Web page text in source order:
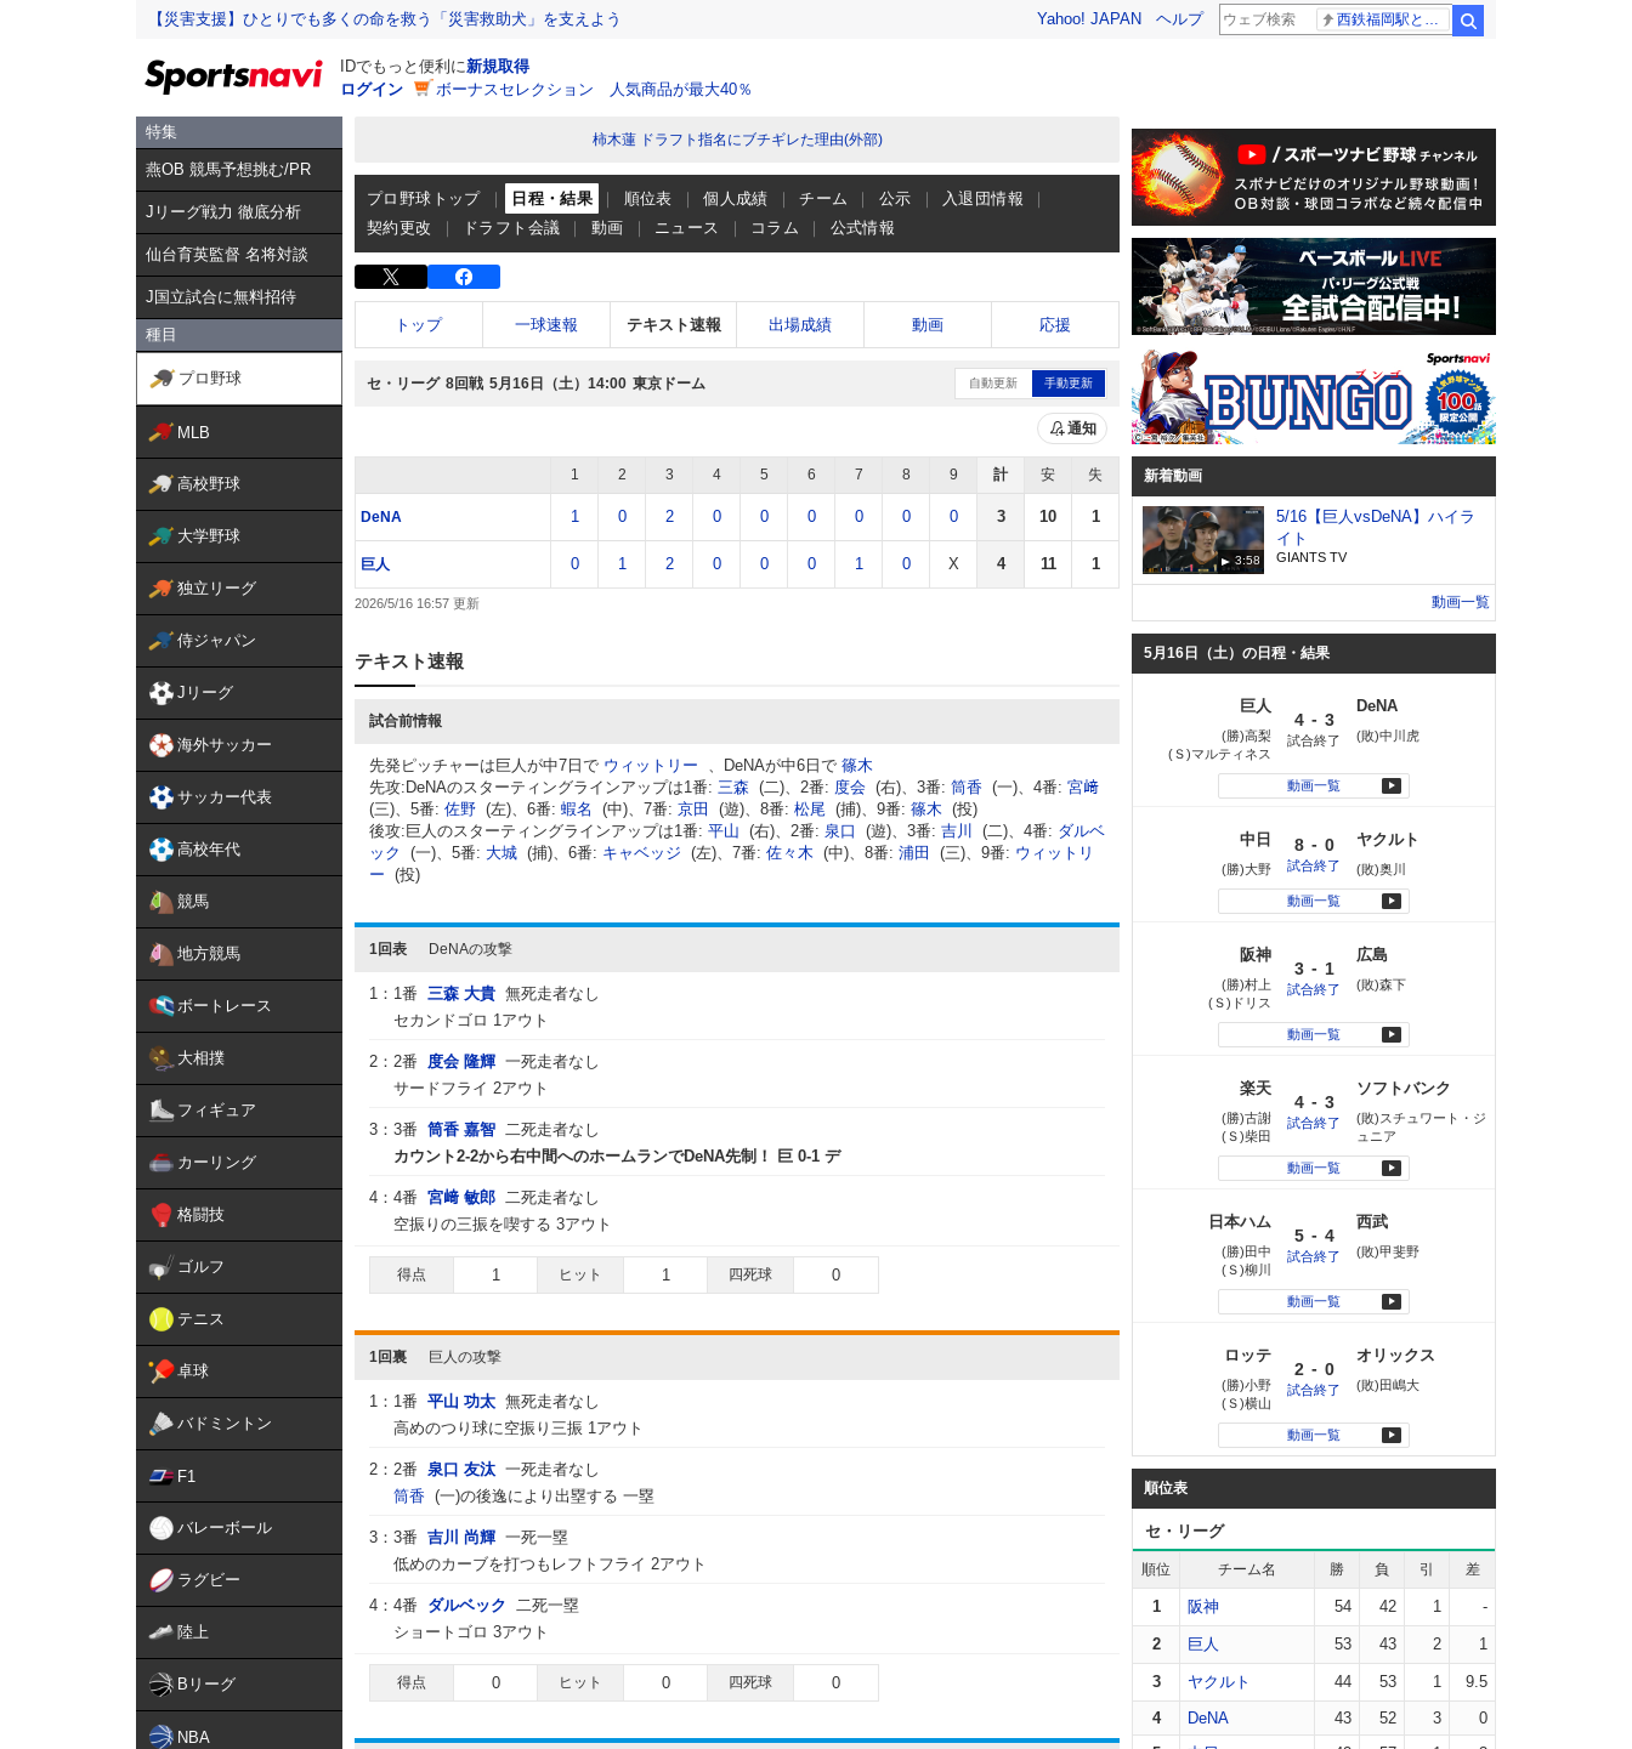
【災害支援】ひとりでも多くの命を救う「災害救助犬」を支えよう Yahoo! JAPAN ヘルプ
IDでもっと便利に新規取得
ログイン
ボーナスセレクション 人気商品が最大40％
特集
燕OB 競馬予想挑む/PR
Jリーグ戦力 徹底分析
仙台育英監督 名将対談
J国立試合に無料招待
種目
プロ野球
MLB
高校野球
大学野球
独立リーグ
侍ジャパン
Jリーグ
海外サッカー
サッカー代表
高校年代
競馬
地方競馬
ボートレース
大相撲
フィギュア
カーリング
格闘技
ゴルフ
テニス
卓球
バドミントン
F1
バレーボール
ラグビー
陸上
Bリーグ
NBA
柿木蓮 ドラフト指名にブチギレた理由(外部)
プロ野球トップ 日程・結果 順位表 個人成績 チーム 公示
入退団情報
契約更改
ドラフト会議 動画 ニュース コラム 公式情報
トップ 一球速報 テキスト速報 出場成績 動画 応援
セ・リーグ 8回戦 5月16日（土） 14:00 東京ドーム 自動更新 手動更新
通知
1 2 3 4 5 6 7 8 9 計 安 失
DeNA 1 0 2 0 0 0 0 0 0 3 10 1
巨人 0 1 2 0 0 0 1 0 X 4 11 1
2026/5/16 16:57
テキスト速報
試合前情報
先発ピッチャーは巨人が中7日で ウィットリー 、DeNAが中6日で 篠木
先攻:DeNAのスターティングラインアップは1番: 三森 (二)、2番: 度会 (右)、3番: 筒香 (一)、4番: 宮﨑
(三)、5番: 佐野 (左)、6番: 蝦名 (中)、7番: 京田 (遊)、8番: 松尾 (捕)、9番: 篠木 (投)
後攻:巨人のスターティングラインアップは1番: 平山 (右)、2番: 泉口 (遊)、3番: 吉川 (二)、4番: ダルベ
ック
(一)、5番: 大城 (捕)、6番: キャベッジ (左)、7番: 佐々木 (中)、8番: 浦田 (三)、9番: ウィットリ
ー (投)
1回表 DeNAの攻撃
1： 1番 三森 大貴 無死走者なし
セカンドゴロ 1アウト
2： 2番 度会 隆輝 一死走者なし
サードフライ 2アウト
3： 3番 筒香 嘉智 二死走者なし
カウント2-2から右中間へのホームランでDeNA先制！ 巨 0-1 デ
4： 4番 宮﨑 敏郎 二死走者なし
空振りの三振を喫する 3アウト
得点 1 ヒット 1 四死球 0
1回裏 巨人の攻撃
1： 1番 平山 功太 無死走者なし
高めのつり球に空振り三振 1アウト
2： 2番 泉口 友汰 一死走者なし
筒香 (一)の後逸により出塁する 一塁
3： 3番 吉川 尚輝 一死一塁
低めのカーブを打つもレフトフライ 2アウト
4： 4番 ダルベック 二死一塁
ショートゴロ 3アウト
得点 0 ヒット 0 四死球 0
新着動画
3:58
5/16【巨人vsDeNA】ハイラ
イト
GIANTS TV
動画一覧
5月16日（土）の日程・結果
巨人
(勝)高梨
(Ｓ)マルティネス
4 - 3
試合終了
DeNA
(敗)中川虎
動画一覧
中日
(勝)大野
8 - 0
試合終了
ヤクルト
(敗)奥川
動画一覧
阪神
(勝)村上
(Ｓ)ドリス
3 - 1
試合終了
広島
(敗)森下
動画一覧
楽天
(勝)古謝
(Ｓ)柴田
4 - 3
試合終了
ソフトバンク
(敗)スチュワート・ジ
ュニア
動画一覧
日本ハム
(勝)田中
(Ｓ)柳川
5 - 4
試合終了
西武
(敗)甲斐野
動画一覧
ロッテ
(勝)小野
(Ｓ)横山
2 - 0
試合終了
オリックス
(敗)田嶋大
動画一覧
順位表
セ・リーグ
順位 チーム名 勝 負 引 差
1 阪神 54 42 1 -
2 巨人 53 43 2 1
3 ヤクルト 44 53 1
9.5
4
DeNA 43 52 3
0